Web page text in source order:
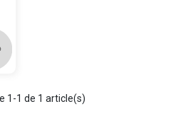
1-1 de 1 article(s)